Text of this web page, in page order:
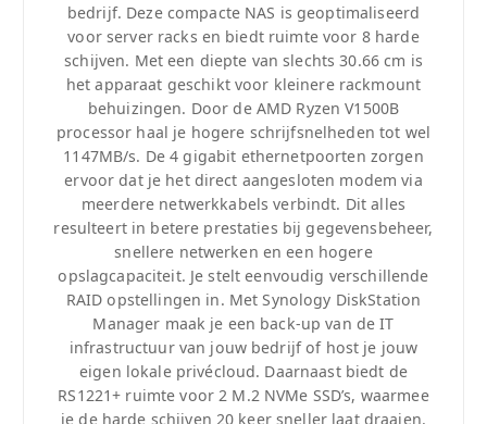
bedrijf. Deze compacte NAS is geoptimaliseerd
voor server racks en biedt ruimte voor 8 harde
schijven. Met een diepte van slechts 30.66 cm is
het apparaat geschikt voor kleinere rackmount
behuizingen. Door de AMD Ryzen V1500B
processor haal je hogere schrijfsnelheden tot wel
1147MB/s. De 4 gigabit ethernetpoorten zorgen
ervoor dat je het direct aangesloten modem via
meerdere netwerkkabels verbindt. Dit alles
resulteert in betere prestaties bij gegevensbeheer,
snellere netwerken en een hogere
opslagcapaciteit. Je stelt eenvoudig verschillende
RAID opstellingen in. Met Synology DiskStation
Manager maak je een back-up van de IT
infrastructuur van jouw bedrijf of host je jouw
eigen lokale privécloud. Daarnaast biedt de
RS1221+ ruimte voor 2 M.2 NVMe SSD’s, waarmee
je de harde schijven 20 keer sneller laat draaien.